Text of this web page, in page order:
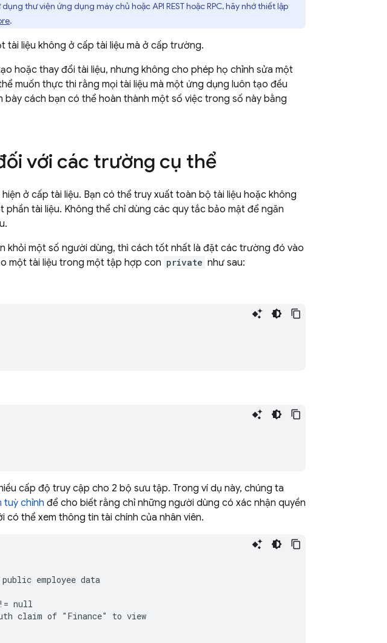
thư viện ứng dụng máy chủ hoặc API REST hoặc RPC, hãy nhớ thiết lập
.
tài liệu không ở cấp tài liệu mà ở cấp trường.
hoặc thay đổi tài liệu, nhưng không cho phép họ chỉnh sửa một
muốn thực thi rằng mọi tài liệu mà một ứng dụng luôn tạo đều
bày cách bạn có thể hoàn thành một số việc trong số này bằng
với các trường cụ thể
ở cấp tài liệu. Bạn có thể truy xuất toàn bộ tài liệu hoặc không
phần tài liệu. Không thể chỉ dùng các quy tắc bảo mật để ngăn
khỏi một số người dùng, thì cách tốt nhất là đặt các trường đó vào
một tài liệu trong một tập hợp con private như sau:
cấp độ truy cập cho 2 bộ sưu tập. Trong ví dụ này, chúng ta
tuỳ chỉnh để cho biết rằng chỉ những người dùng có xác nhận quyền
có thể xem thông tin tài chính của nhân viên.
employee data
null
claim of "Finance" to view